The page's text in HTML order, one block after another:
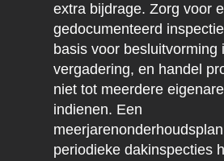
extra bijdrage. Zorg voor
gedocumenteerd
basis voor besluitvorming
vergadering, en handel
niet tot meerdere
indienen. Een
periodieke dakinspecties